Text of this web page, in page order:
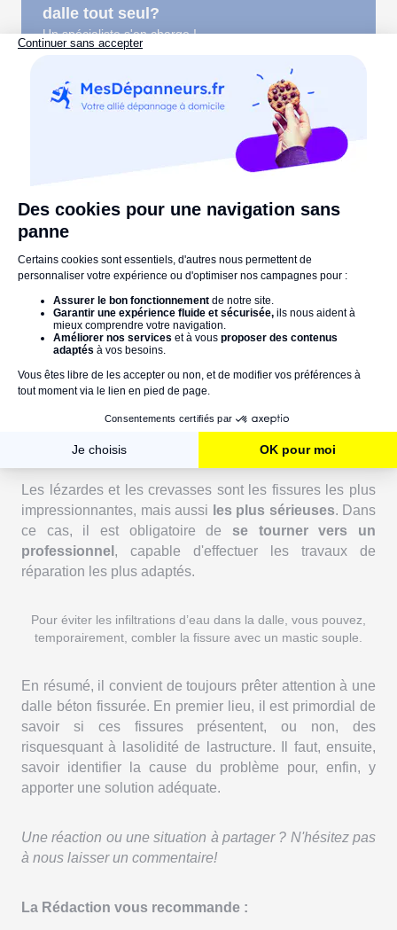
dalle tout seul?
Un spécialiste s'en charge !
Fissures structurelles non évolutives
Ces fissures passives sont habituellement traitées via
injection ou remplissage de résine époxydique
Une fissure passive qu'il faut mieux combler !
Fissures structurelles actives
Les lézardes et les crevasses sont les fissures les plus
impressionnantes, mais aussi les plus sérieuses. Dans
ce cas, il est obligatoire de se tourner vers un
professionnel , capable d'effectuer les travaux de
réparation les plus adaptés.
Pour éviter les infiltrations d’eau dans la dalle, vous pouvez,
temporairement, combler la fissure avec un mastic souple.
En résumé, il convient de toujours prêter attention à une
dalle béton fissurée. En premier lieu, il est primordial de
savoir si ces fissures présentent, ou non, des
risquesquant à lasolidité de lastructure. Il faut, ensuite,
savoir identifier la cause du problème pour, enfin, y
apporter une solution adéquate.
Une réaction ou une situation à partager ? N'hésitez pas
à nous laisser un commentaire!
La Rédaction vous recommande :